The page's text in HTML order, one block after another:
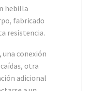
hebilla
fabricado
resistencia.
conexión
otra
adicional